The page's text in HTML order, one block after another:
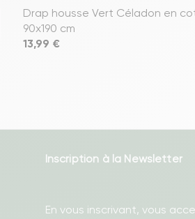
Drap housse Vert Céladon en
90x190 cm
Prix
13,99 €
Inscription à la Newsletter
En vous inscrivant, vous